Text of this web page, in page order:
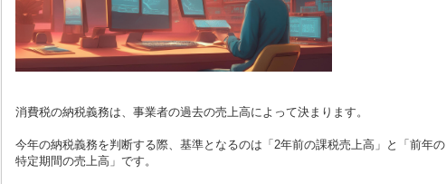
消費税の納税義務は、事業者の過去の売上高によって決まります。
今年の納税義務を判断する際、基準となるのは「2年前の課税売上高」と「前年の
特定期間の売上高」です。